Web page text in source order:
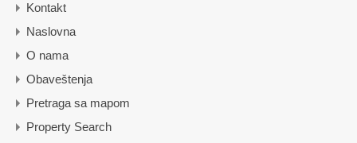
Kontakt
Naslovna
O nama
Obaveštenja
Pretraga sa mapom
Property Search